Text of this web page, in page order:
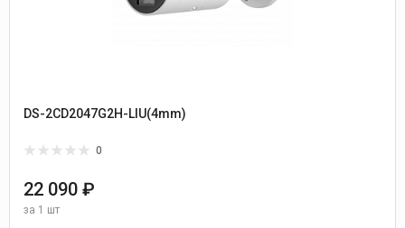
DS-2CD2047G2H-LIU(4mm)
0
22 090 ₽
за 1 шт